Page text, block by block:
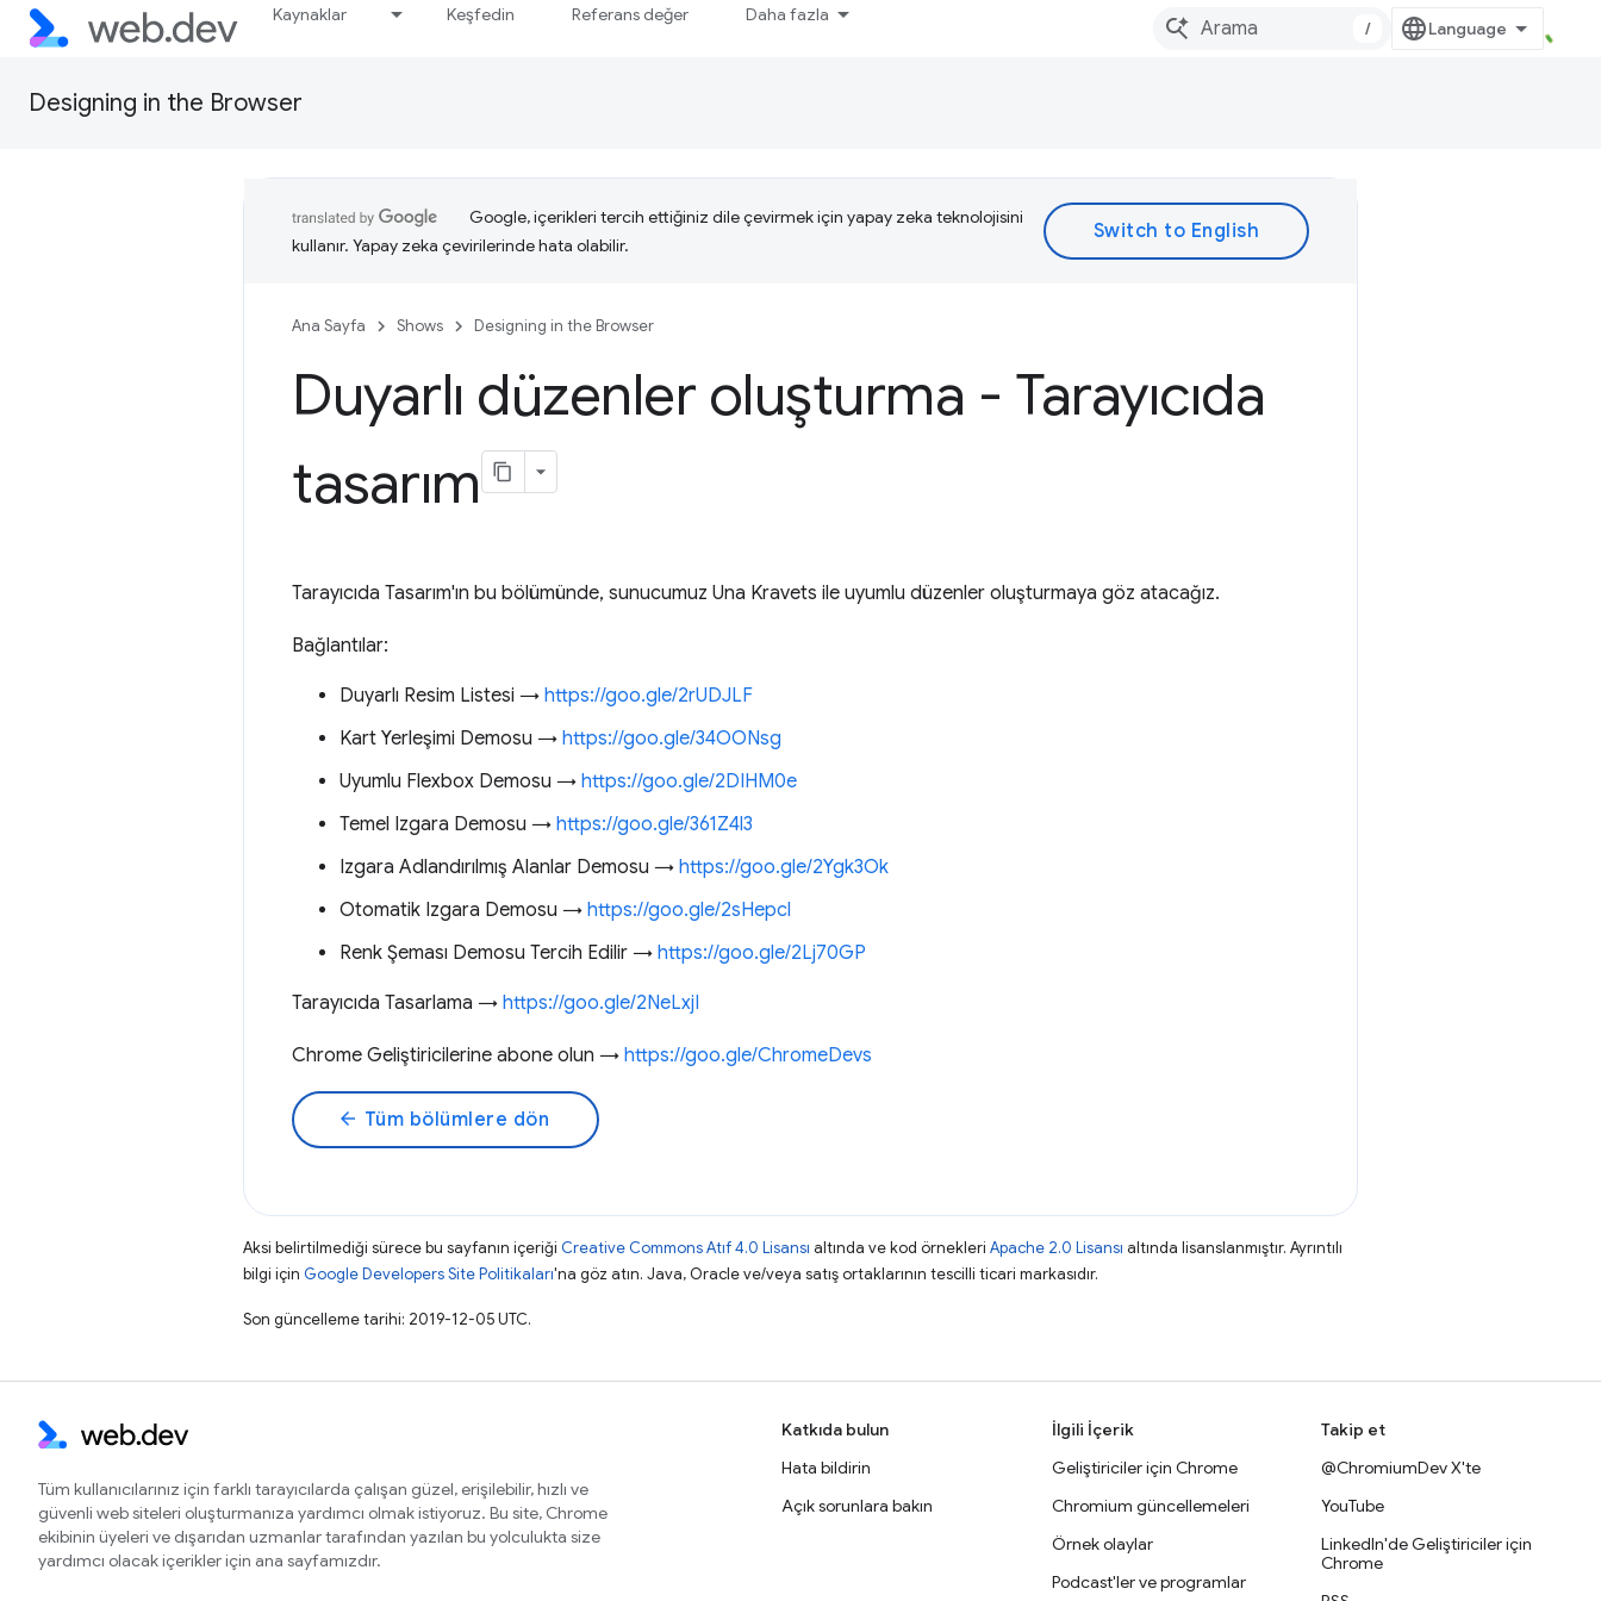
Kaynaklar Keşfedin Referans değer Daha fazla
/
Designing in the Browser
Google, içerikleri tercih ettiğiniz dile çevirmek için yapay zeka teknolojisini
kullanır. Yapay zeka çevirilerinde hata olabilir.
Ana Sayfa Shows Designing in the Browser
Duyarlı düzenler oluşturma - Tarayıcıda
tasarım
Tarayıcıda Tasarım'ın bu bölümünde, sunucumuz Una Kravets ile uyumlu düzenler oluşturmaya göz atacağız.
Bağlantılar:
Duyarlı Resim Listesi → https://goo.gle/2rUDJLF
Kart Yerleşimi Demosu → https://goo.gle/34OONsg
Uyumlu Flexbox Demosu → https://goo.gle/2DIHM0e
Temel Izgara Demosu → https://goo.gle/361Z4l3
Izgara Adlandırılmış Alanlar Demosu → https://goo.gle/2Ygk3Ok
Otomatik Izgara Demosu → https://goo.gle/2sHepcl
Renk Şeması Demosu Tercih Edilir → https://goo.gle/2Lj70GP
Tarayıcıda Tasarlama → https://goo.gle/2NeLxjI
Chrome Geliştiricilerine abone olun → https://goo.gle/ChromeDevs
arrow_back Tüm bölümlere dön
Aksi belirtilmediği sürece bu sayfanın içeriği Creative Commons Atıf 4.0 Lisansı altında ve kod örnekleri Apache 2.0 Lisansı altında lisanslanmıştır. Ayrıntılı
bilgi için Google Developers Site Politikaları'na göz atın. Java, Oracle ve/veya satış ortaklarının tescilli ticari markasıdır.
Son güncelleme tarihi: 2019-12-05 UTC.
Tüm kullanıcılarınız için farklı tarayıcılarda çalışan güzel, erişilebilir, hızlı ve
güvenli web siteleri oluşturmanıza yardımcı olmak istiyoruz. Bu site, Chrome
ekibinin üyeleri ve dışarıdan uzmanlar tarafından yazılan bu yolculukta size
yardımcı olacak içerikler için ana sayfamızdır.
Katkıda bulun
Hata bildirin
Açık sorunlara bakın
İlgili İçerik
Geliştiriciler için Chrome
Chromium güncellemeleri
Örnek olaylar
Podcast'ler ve programlar
Takip et
@ChromiumDev X'te
YouTube
LinkedIn'de Geliştiriciler için
Chrome